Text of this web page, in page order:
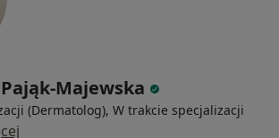
Majewska
(Dermatolog), W trakcie specjalizacji